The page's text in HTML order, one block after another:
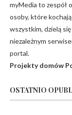
myMedia to zespół
osoby, które
wszystkim, dzielą
niezależnym
portal.
Projekty domów
OSTATNIO